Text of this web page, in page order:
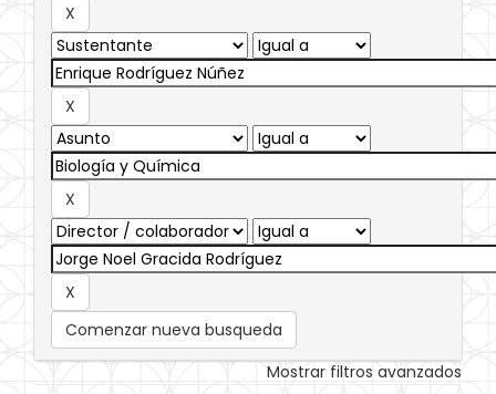
Comenzar nueva busqueda
Mostrar filtros avanzados